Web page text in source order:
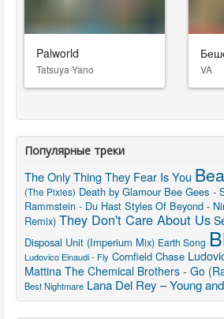
Palworld
Tatsuya Yano VA
Популярные треки
The Only Thing They Fear Is You
(The Pixies) Death by Glamour Bee Gees -
Rammstein - Du Hast Styles Of Beyond -
Remix) They Don't Care About Us
Disposal Unit (Imperium Mix) Earth Song
Ludovico Einaudi - Fly Cornfield Chase
Mattina The Chemical Brothers - Go
Best Nightmare Lana Del Rey – Young